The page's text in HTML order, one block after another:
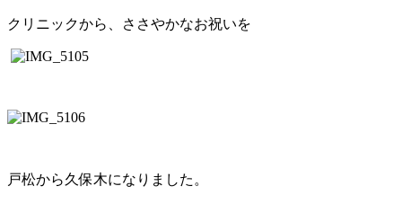
クリニックから、ささやかなお祝いを
戸松から久保木になりました。